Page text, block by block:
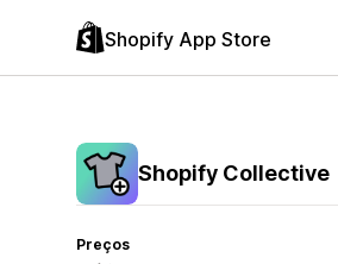
Shopify App Store
Shopify Collective
Preços